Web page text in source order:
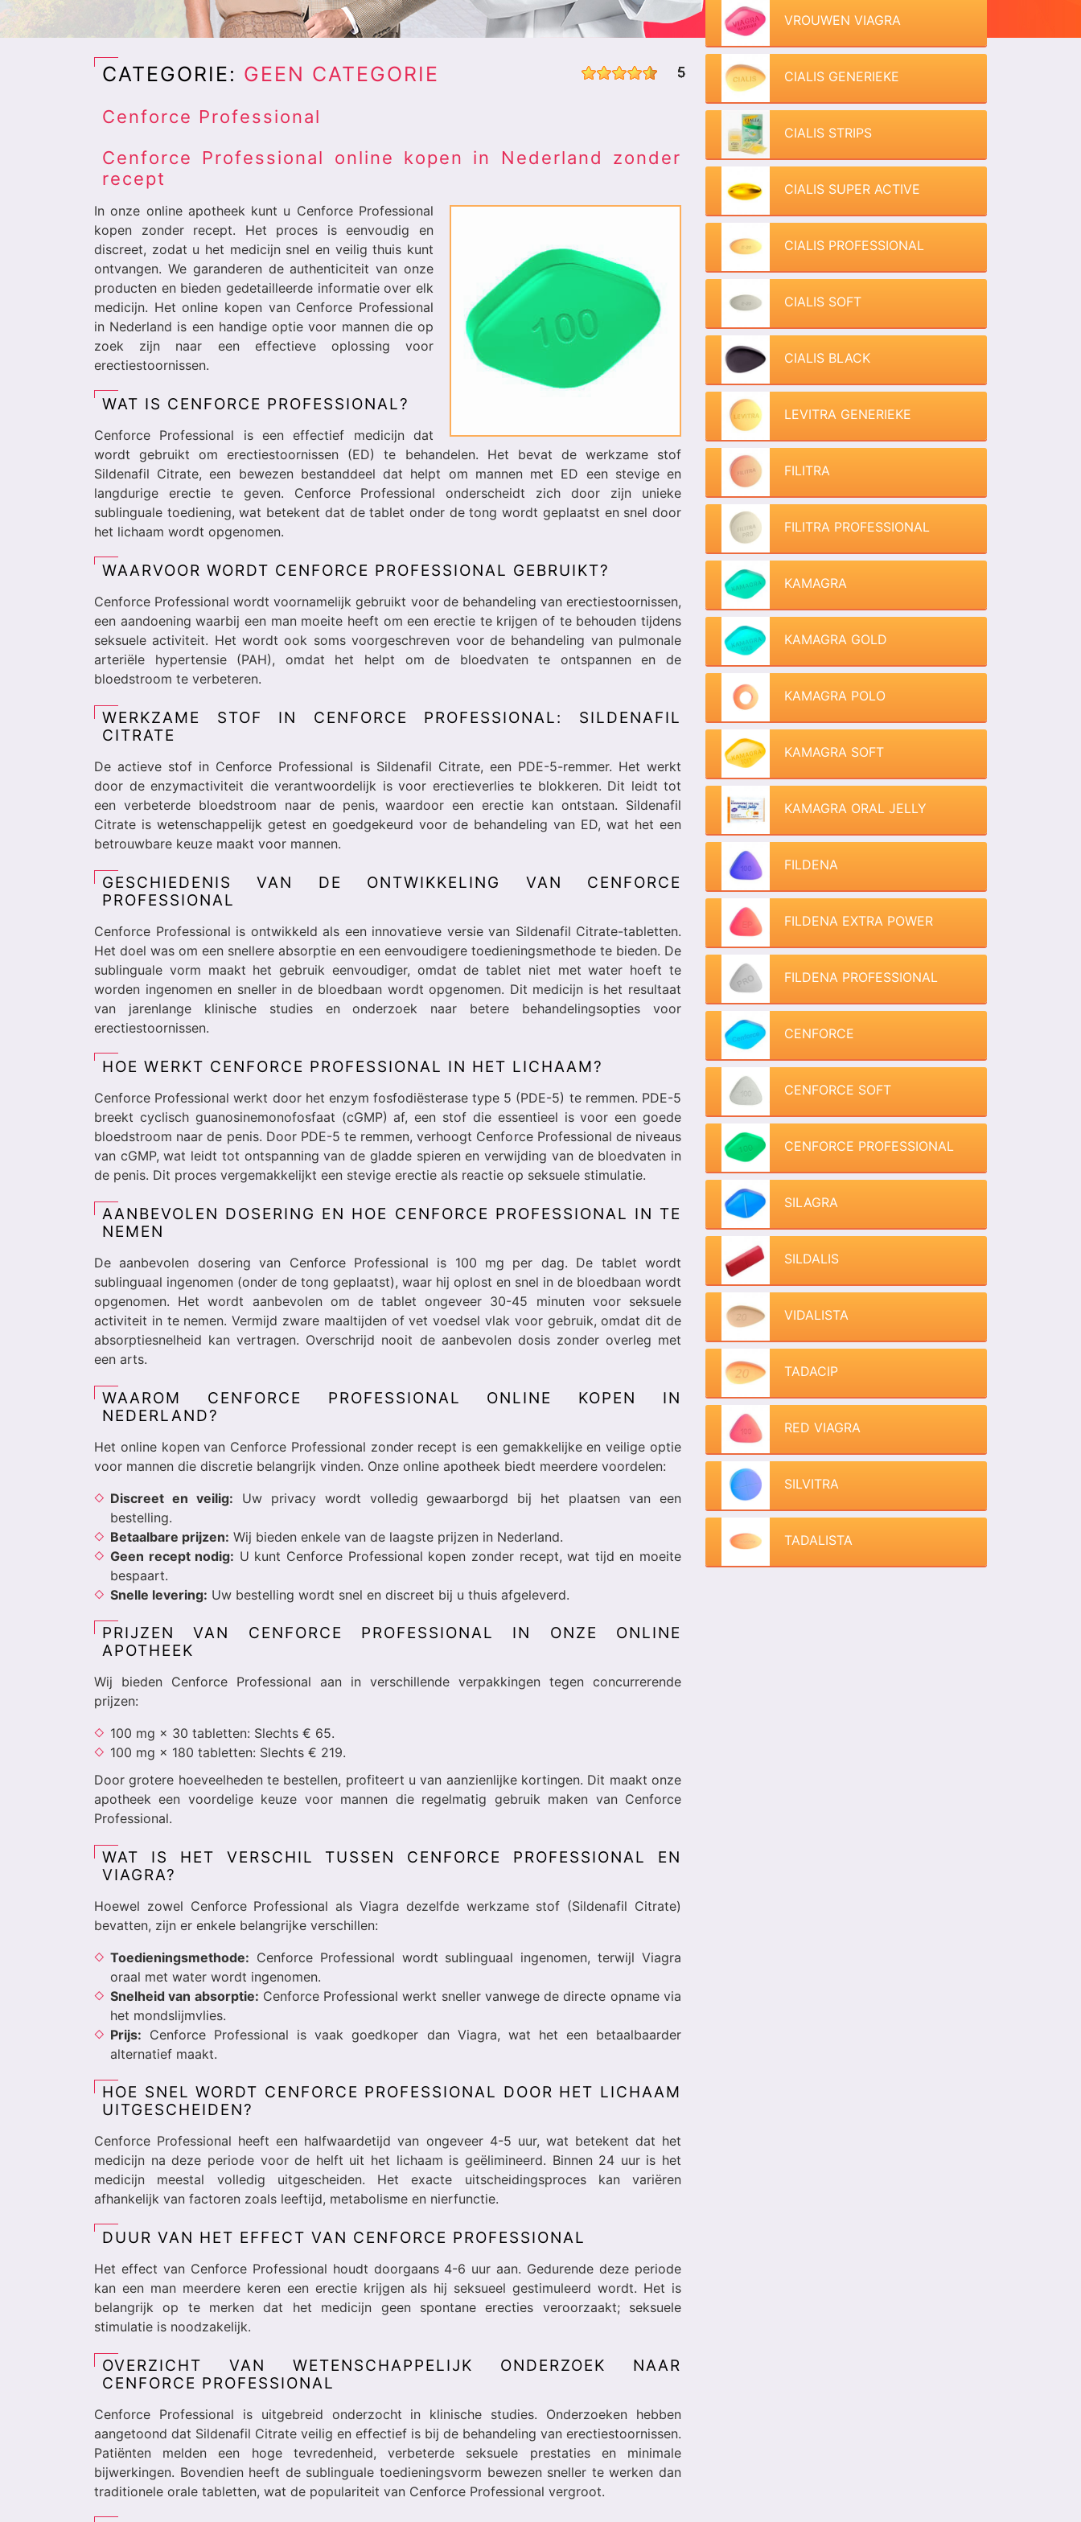
CATEGORIE: GEEN CATEGORIE
Cenforce Professional
Cenforce Professional online kopen in Nederland zonder
recept
In onze online apotheek kunt u Cenforce Professional
kopen zonder recept. Het proces is eenvoudig en
discreet, zodat u het medicijn snel en veilig thuis kunt
ontvangen. We garanderen de authenticiteit van onze
producten en bieden gedetailleerde informatie over elk
medicijn. Het online kopen van Cenforce Professional
in Nederland is een handige optie voor mannen die op
zoek zijn naar een effectieve oplossing voor
erectiestoornissen.
WAT IS CENFORCE PROFESSIONAL?
Cenforce Professional is een effectief medicijn dat
wordt gebruikt om erectiestoornissen (ED) te behandelen. Het bevat de werkzame stof
Sildenafil Citrate, een bewezen bestanddeel dat helpt om mannen met ED een stevige en
langdurige erectie te geven. Cenforce Professional onderscheidt zich door zijn unieke
sublinguale toediening, wat betekent dat de tablet onder de tong wordt geplaatst en snel door
het lichaam wordt opgenomen.
5
WAARVOOR WORDT CENFORCE PROFESSIONAL GEBRUIKT?
Cenforce Professional wordt voornamelijk gebruikt voor de behandeling van erectiestoornissen,
een aandoening waarbij een man moeite heeft om een erectie te krijgen of te behouden tijdens
seksuele activiteit. Het wordt ook soms voorgeschreven voor de behandeling van pulmonale
arteriële hypertensie (PAH), omdat het helpt om de bloedvaten te ontspannen en de
bloedstroom te verbeteren.
WERKZAME STOF IN CENFORCE PROFESSIONAL: SILDENAFIL
CITRATE
De actieve stof in Cenforce Professional is Sildenafil Citrate, een PDE-5-remmer. Het werkt
door de enzymactiviteit die verantwoordelijk is voor erectieverlies te blokkeren. Dit leidt tot
een verbeterde bloedstroom naar de penis, waardoor een erectie kan ontstaan. Sildenafil
Citrate is wetenschappelijk getest en goedgekeurd voor de behandeling van ED, wat het een
betrouwbare keuze maakt voor mannen.
GESCHIEDENIS VAN DE ONTWIKKELING VAN CENFORCE
PROFESSIONAL
Cenforce Professional is ontwikkeld als een innovatieve versie van Sildenafil Citrate-tabletten.
Het doel was om een snellere absorptie en een eenvoudigere toedieningsmethode te bieden. De
sublinguale vorm maakt het gebruik eenvoudiger, omdat de tablet niet met water hoeft te
worden ingenomen en sneller in de bloedbaan wordt opgenomen. Dit medicijn is het resultaat
van jarenlange klinische studies en onderzoek naar betere behandelingsopties voor
erectiestoornissen.
HOE WERKT CENFORCE PROFESSIONAL IN HET LICHAAM?
Cenforce Professional werkt door het enzym fosfodiësterase type 5 (PDE-5) te remmen. PDE-5
breekt cyclisch guanosinemonofosfaat (cGMP) af, een stof die essentieel is voor een goede
bloedstroom naar de penis. Door PDE-5 te remmen, verhoogt Cenforce Professional de niveaus
van cGMP, wat leidt tot ontspanning van de gladde spieren en verwijding van de bloedvaten in
de penis. Dit proces vergemakkelijkt een stevige erectie als reactie op seksuele stimulatie.
AANBEVOLEN DOSERING EN HOE CENFORCE PROFESSIONAL IN TE
NEMEN
De aanbevolen dosering van Cenforce Professional is 100 mg per dag. De tablet wordt
sublinguaal ingenomen (onder de tong geplaatst), waar hij oplost en snel in de bloedbaan wordt
opgenomen. Het wordt aanbevolen om de tablet ongeveer 30-45 minuten voor seksuele
activiteit in te nemen. Vermijd zware maaltijden of vet voedsel vlak voor gebruik, omdat dit de
absorptiesnelheid kan vertragen. Overschrijd nooit de aanbevolen dosis zonder overleg met
een arts.
WAAROM CENFORCE PROFESSIONAL ONLINE KOPEN IN
NEDERLAND?
Het online kopen van Cenforce Professional zonder recept is een gemakkelijke en veilige optie
voor mannen die discretie belangrijk vinden. Onze online apotheek biedt meerdere voordelen:
Discreet en veilig: Uw privacy wordt volledig gewaarborgd bij het plaatsen van een
bestelling.
Betaalbare prijzen: Wij bieden enkele van de laagste prijzen in Nederland.
Geen recept nodig: U kunt Cenforce Professional kopen zonder recept, wat tijd en moeite
bespaart.
Snelle levering: Uw bestelling wordt snel en discreet bij u thuis afgeleverd.
PRIJZEN VAN CENFORCE PROFESSIONAL IN ONZE ONLINE
APOTHEEK
Wij bieden Cenforce Professional aan in verschillende verpakkingen tegen concurrerende
prijzen:
100 mg × 30 tabletten: Slechts € 65.
100 mg × 180 tabletten: Slechts € 219.
Door grotere hoeveelheden te bestellen, profiteert u van aanzienlijke kortingen. Dit maakt onze
apotheek een voordelige keuze voor mannen die regelmatig gebruik maken van Cenforce
Professional.
WAT IS HET VERSCHIL TUSSEN CENFORCE PROFESSIONAL EN
VIAGRA?
Hoewel zowel Cenforce Professional als Viagra dezelfde werkzame stof (Sildenafil Citrate)
bevatten, zijn er enkele belangrijke verschillen:
Toedieningsmethode: Cenforce Professional wordt sublinguaal ingenomen, terwijl Viagra
oraal met water wordt ingenomen.
Snelheid van absorptie: Cenforce Professional werkt sneller vanwege de directe opname via
het mondslijmvlies.
Prijs: Cenforce Professional is vaak goedkoper dan Viagra, wat het een betaalbaarder
alternatief maakt.
HOE SNEL WORDT CENFORCE PROFESSIONAL DOOR HET LICHAAM
UITGESCHEIDEN?
Cenforce Professional heeft een halfwaardetijd van ongeveer 4-5 uur, wat betekent dat het
medicijn na deze periode voor de helft uit het lichaam is geëlimineerd. Binnen 24 uur is het
medicijn meestal volledig uitgescheiden. Het exacte uitscheidingsproces kan variëren
afhankelijk van factoren zoals leeftijd, metabolisme en nierfunctie.
DUUR VAN HET EFFECT VAN CENFORCE PROFESSIONAL
Het effect van Cenforce Professional houdt doorgaans 4-6 uur aan. Gedurende deze periode
kan een man meerdere keren een erectie krijgen als hij seksueel gestimuleerd wordt. Het is
belangrijk op te merken dat het medicijn geen spontane erecties veroorzaakt; seksuele
stimulatie is noodzakelijk.
OVERZICHT VAN WETENSCHAPPELIJK ONDERZOEK NAAR
CENFORCE PROFESSIONAL
Cenforce Professional is uitgebreid onderzocht in klinische studies. Onderzoeken hebben
aangetoond dat Sildenafil Citrate veilig en effectief is bij de behandeling van erectiestoornissen.
Patiënten melden een hoge tevredenheid, verbeterde seksuele prestaties en minimale
bijwerkingen. Bovendien heeft de sublinguale toedieningsvorm bewezen sneller te werken dan
traditionele orale tabletten, wat de populariteit van Cenforce Professional vergroot.
5
5
5
5
5
5
5
5
5
VROUWEN VIAGRA
CIALIS GENERIEKE
CIALIS STRIPS
CIALIS SUPER ACTIVE
CIALIS PROFESSIONAL
CIALIS SOFT
CIALIS BLACK
LEVITRA GENERIEKE
FILITRA
FILITRA PROFESSIONAL
KAMAGRA
KAMAGRA GOLD
KAMAGRA POLO
KAMAGRA SOFT
KAMAGRA ORAL JELLY
FILDENA
FILDENA EXTRA POWER
FILDENA PROFESSIONAL
CENFORCE
CENFORCE SOFT
CENFORCE PROFESSIONAL
SILAGRA
SILDALIS
VIDALISTA
TADACIP
RED VIAGRA
SILVITRA
TADALISTA